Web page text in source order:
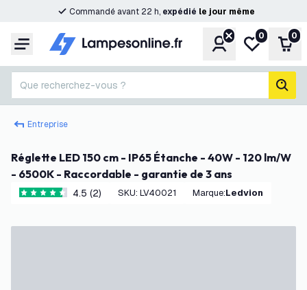
Commandé avant 22 h, expédié le jour même
Menu CompteMa liste de
0 0
Que recherchez-vous ?
Entreprise
Réglette LED 150 cm - IP65 Étanche - 40W - 120 lm/W
- 6500K - Raccordable - garantie de 3 ans
4.5 étoiles de notation
4.5 (2) SKU: LV40021 Marque: Ledvion